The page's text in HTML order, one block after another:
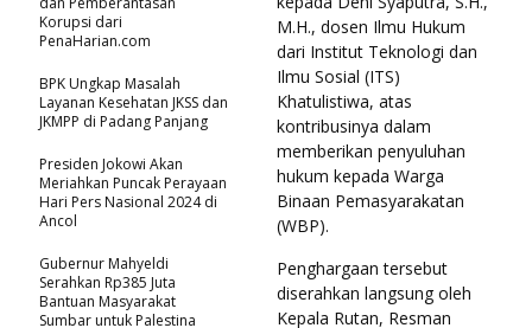
M.H., dosen Ilmu Hukum
dari Institut Teknologi dan
Ilmu Sosial (ITS)
Khatulistiwa, atas
kontribusinya dalam
memberikan penyuluhan
hukum kepada Warga
Binaan Pemasyarakatan
(WBP).
Penghargaan tersebut
diserahkan langsung oleh
Kepala Rutan, Resman
Korupsi dari
PenaHarian.com
BPK Ungkap Masalah
Layanan Kesehatan JKSS dan
JKMPP di Padang Panjang
Presiden Jokowi Akan
Meriahkan Puncak Perayaan
Hari Pers Nasional 2024 di
Ancol
Gubernur Mahyeldi
Serahkan Rp385 Juta
Bantuan Masyarakat
Sumbar untuk Palestina